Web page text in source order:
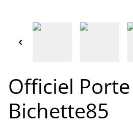
Officiel
Bichette85